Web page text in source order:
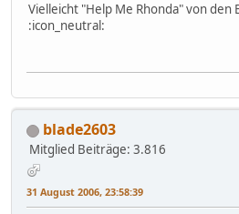
Vielleicht "Help Me Rhonda" von den
:icon_neutral:
blade2603
Mitglied Beiträge: 3.816
31 August 2006, 23:58:39